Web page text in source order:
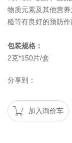
物质元素及其他营
糙等有良好的预防作
包装规格：
2克*150片/盒
分享到：
加入询价车